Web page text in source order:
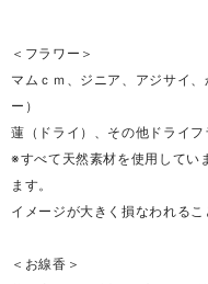
＜フラワー＞
マムｃｍ、ジニア、アジサイ
ー）
蓮（ドライ）、その他ドライ
※すべて天然素材を使用してい
ます。
イメージが大きく損なわれる
＜お線香＞